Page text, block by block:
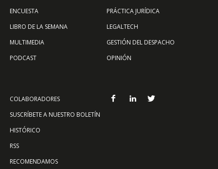
ENCUESTA
LIBRO DE LA SEMANA
MULTIMEDIA
PODCAST
PRÁCTICA JURÍDICA
LEGALTECH
GESTIÓN DEL DESPACHO
OPINIÓN
COLABORADORES
SUSCRÍBETE A NUESTRO BOLETÍN
HISTÓRICO
RSS
RECOMENDAMOS